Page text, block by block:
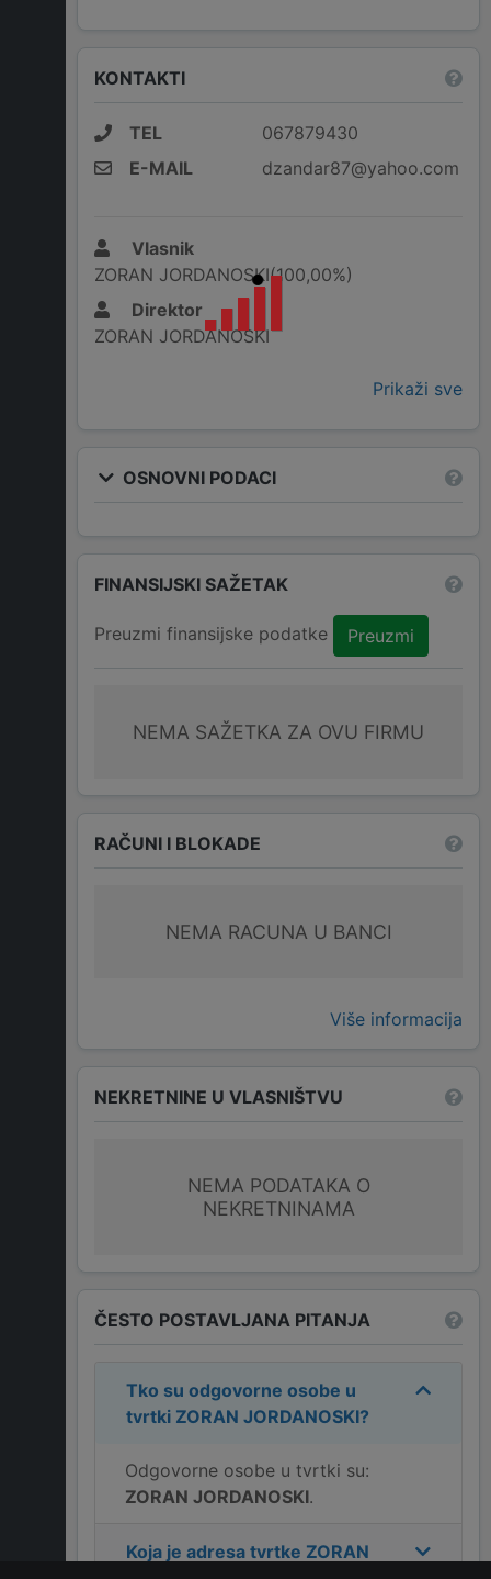
KONTAKTI
TEL
067879430
E-MAIL
dzandar87@yahoo.com
Vlasnik
ZORAN JORDANOSKI(100,00%)
Direktor
ZORAN JORDANOSKI
Prikaži sve
OSNOVNI PODACI
FINANSIJSKI SAŽETAK
Preuzmi finansijske podatke Preuzmi
NEMA SAŽETKA ZA OVU FIRMU
RAČUNI I BLOKADE
NEMA RACUNA U BANCI
Više informacija
NEKRETNINE U VLASNIŠTVU
NEMA PODATAKA O
NEKRETNINAMA
ČESTO POSTAVLJANA PITANJA
Tko su odgovorne osobe u
tvrtki ZORAN JORDANOSKI?
Odgovorne osobe u tvrtki su:
ZORAN JORDANOSKI.
Koja je adresa tvrtke ZORAN